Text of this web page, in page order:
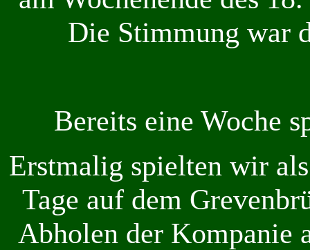
Die Stimmung war
Bereits eine Woche
Erstmalig spielten wir
Tage auf dem
Abholen der Kompanie